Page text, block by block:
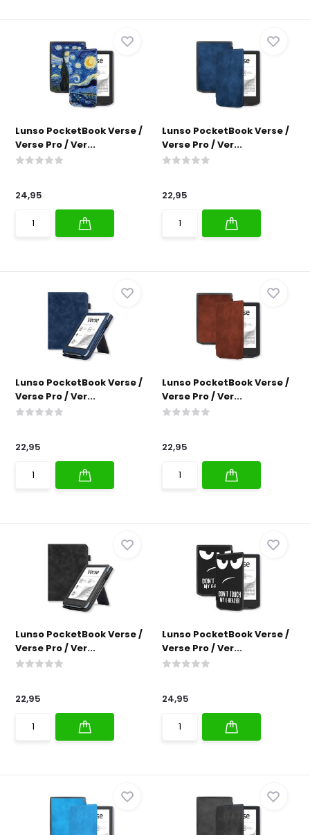
Lunso PocketBook Verse /
Verse Pro / Ver...
24,95
Lunso PocketBook Verse /
Verse Pro / Ver...
22,95
Lunso PocketBook Verse /
Verse Pro / Ver...
22,95
Lunso PocketBook Verse /
Verse Pro / Ver...
22,95
Lunso PocketBook Verse /
Verse Pro / Ver...
22,95
Lunso PocketBook Verse /
Verse Pro / Ver...
24,95